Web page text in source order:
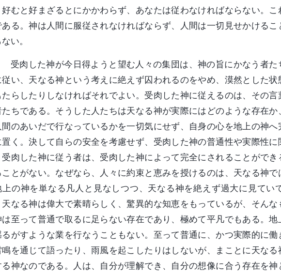
好むと好まざるとにかかわらず、あなたは従わなければならない。
ある。神は人間に服従されなければならず、人間は一切見せかける
い。
受肉した神が今日得ようと望む人々の集団は、神の旨にかなう者
従い、天なる神という考えに絶えず囚われるのをやめ、漠然とした
たらしたりしなければそれでよい。受肉した神に従えるのは、その
たちである。そうした人たちは天なる神が実際にはどのような存在
間のあいだで行なっているかを一切気にせず、自身の心を地上の神
置く。決して自らの安全を考慮せず、受肉した神の普通性や実際性
受肉した神に従う者は、受肉した神によって完全にされることがで
ことがない。なぜなら、人々に約束と恵みを授けるのは、天なる神
上の神を単なる凡人と見なしつつ、天なる神を絶えず過大に見てい
天なる神は偉大で素晴らしく、驚異的な知恵をもっているが、そん
は至って普通で取るに足らない存在であり、極めて平凡でもある。
るがすような業を行なうこともない。至って普通に、かつ実際的に
鳴を通じて語ったり、雨風を起こしたりはしないが、まことに天な
る神なのである。人は、自分が理解でき、自分の想像に合う存在を